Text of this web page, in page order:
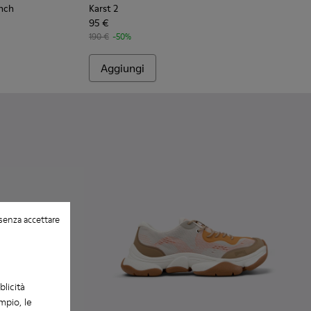
le
accettare
Karst 2
95 €
190 € -50%
Aggiungi